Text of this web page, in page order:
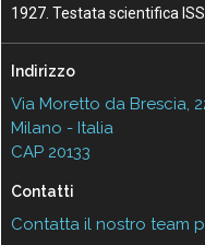
1927. Testata scientifica
Indirizzo
Via Moretto da Brescia,
Milano - Italia
CAP 20133
Contatti
Contatta il nostro team